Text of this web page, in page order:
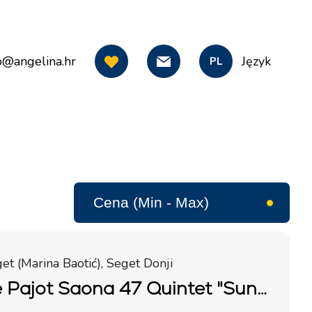
PL Język
(Marina Baotić), Seget Donji
Fountaine Pajot Saona 47 Quintet "Sunny Wave"